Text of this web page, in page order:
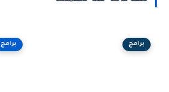
برامج برامج